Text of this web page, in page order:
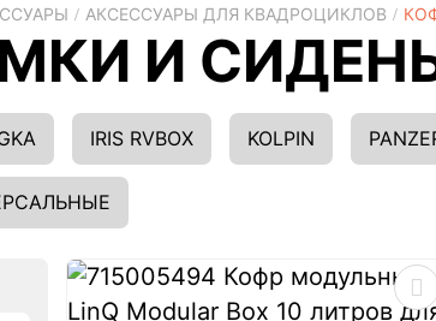
АКСЕССУАРЫ ДЛЯ КВАДРОЦИКЛОВ
И
IRIS RVBOX KOLPIN